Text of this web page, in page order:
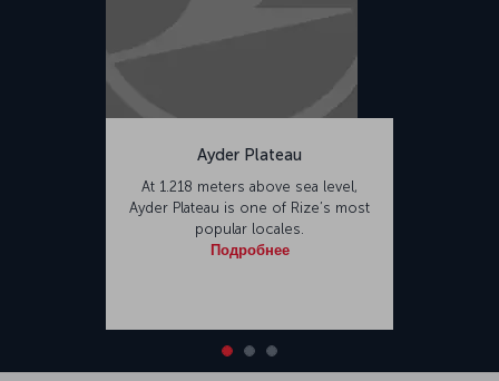
Ayder Plateau
At 1.218 meters above sea level,
Ayder Plateau is one of Rize’s most
popular locales.
Подробнее